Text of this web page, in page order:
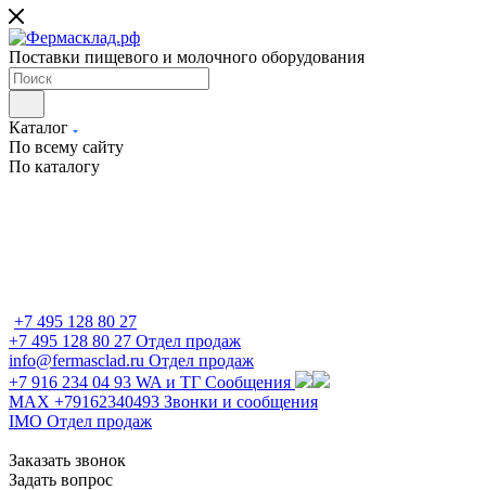
Поставки пищевого и молочного оборудования
Каталог
По всему сайту
По каталогу
+7 495 128 80 27
+7 495 128 80 27 Отдел продаж
info@fermasclad.ru Отдел продаж
+7 916 234 04 93 WA и ТГ Сообщения
MAX +79162340493 Звонки и сообщения
IMO Отдел продаж
Заказать звонок
Задать вопрос